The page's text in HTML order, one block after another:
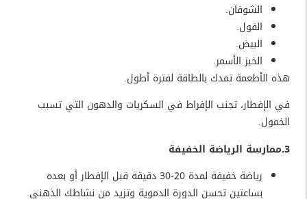
الشوفان.
الفول.
البيض.
الخبز الأسمر.
هذه الأطعمة تمدك بالطاقة لفترة أطول.
في الإفطار، تجنب الإفراط في السكريات والدهون التي تسبب
الخمول.
3.ممارسة الرياضة الخفيفة
رياضة خفيفة لمدة 20-30 دقيقة قبل الإفطار أو بعده
بساعتين تحسن الدورة الدموية وتزيد من نشاطك الذهني.